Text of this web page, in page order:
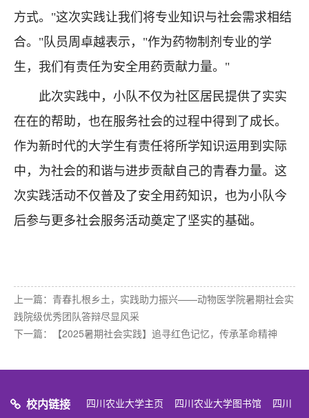
方式。"这次实践让我们将专业知识与社会需求相结
合。"队员周卓越表示，"作为药物制剂专业的学
生，我们有责任为安全用药贡献力量。"
此次实践中，小队不仅为社区居民提供了实实
在在的帮助，也在服务社会的过程中得到了成长。
作为新时代的大学生有责任将所学知识运用到实际
中，为社会的和谐与进步贡献自己的青春力量。这
次实践活动不仅普及了安全用药知识，也为小队今
后参与更多社会服务活动奠定了坚实的基础。
上一篇： 青春扎根乡土，实践助力振兴——动物医学院暑期社会实
践院级优秀团队答辩尽显风采
下一篇：
【2025暑期社会实践】追寻红色记忆，传承革命精神
校内链接 四川农业大学主页 四川农业大学图书馆
四川